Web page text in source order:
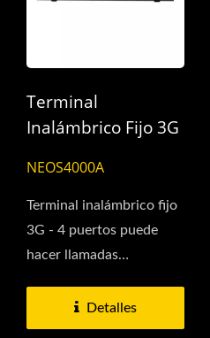
Terminal
Inalámbrico Fijo 3G
NEOS4000A
Terminal inalámbrico fijo
3G - 4 puertos puede
hacer llamadas
terminal...Detalles